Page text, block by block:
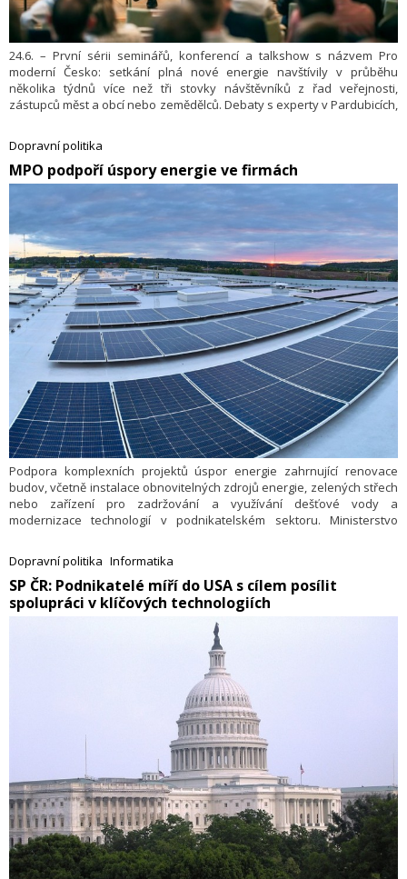
24.6. – První sérii seminářů, konferencí a talkshow s názvem Pro
moderní Česko: setkání plná nové energie navštívily v průběhu
několika týdnů více než tři stovky návštěvníků z řad veřejnosti,
zástupců měst a obcí nebo zemědělců. Debaty s experty v Pardubicích,
agrovoltaiky v zemědělství. Sérii uspořádal portál Obnovitelně.cz ve
spolupráci se Svazem moderní energetiky, Ministerstvem životního
prostředí (MŽP) a Státním fondem životního prostředí (SFŽP).
Roadshow Pro moderní Česko po letní přestávce vyrazí do dalších
krajů na podzim.
Dopravní politika
​MPO podpoří úspory energie ve firmách
Podpora komplexních projektů úspor energie zahrnující renovace
budov, včetně instalace obnovitelných zdrojů energie, zelených střech
nebo zařízení pro zadržování a využívání dešťové vody a
modernizace technologií v podnikatelském sektoru. Ministerstvo
programu Technologie a aplikace pro konkurenceschopnost (OP TAK).
Dopravní politika Informatika
​SP ČR: Podnikatelé míří do USA s cílem posílit
spolupráci v klíčových technologiích